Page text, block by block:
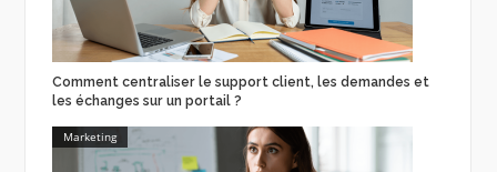
Comment centraliser le support client, les demandes et
les échanges sur un portail ?
Marketing